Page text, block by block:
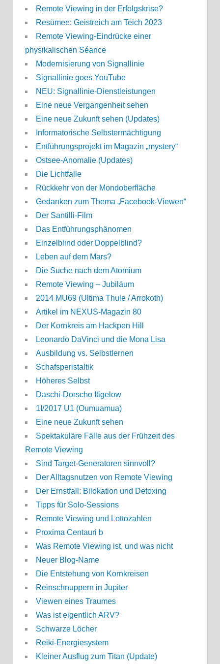
Remote Viewing in der Erfolgskrise?
Resümee: Geistreich am Teich 2023
Remote Viewing-Eindrücke einer
physikalischen Séance
Modernisierung von Signallinie
Signallinie goes YouTube
NEU: Signallinie-Dienstleistungen
Eine neue Vergangenheit sehen
Eine neue Zukunft sehen (Updates)
Informatorische Selbstermächtigung
Entführungsprojekt im Magazin „mystery“
Ostsee-Anomalie (Updates)
Die Lichtfalle
Rückkehr von der Mondoberfläche
Gedanken zum Thema „Facebook-Viewen“
Der Santilli-Film
Das Entführungsphänomen
Einzelblind oder Doppelblind?
Leben auf dem Mars?
Die Suche nach dem Atomium
Remote Viewing – Jubiläum
2014 MU69 (Ultima Thule / Arrokoth)
Artikel im NEXUS-Magazin 80
Der Kornkreis am Hackpen Hill
Leonardo DaVinci und die Mona Lisa
Ausbildung vs. Selbstlernen
Schafsperistaltik
Höheres Selbst
Daschi-Dorscho Itigelow
1I/2017 U1 (Oumuamua)
Eine neue Zukunft sehen
Spektakuläre Fälle aus der Frühzeit des
Remote Viewing
Sind Target-Generatoren sinnvoll?
Der Alltagsnutzen von Remote Viewing
Der Ernstfall: Bilokation und Detoxing
Tipps für Solo-Sessions
Remote Viewing und Lottozahlen
Proxima Centauri b
Was Remote Viewing ist, und was nicht
Neuer Blog-Name
Die Entstehung von Kornkreisen
Reinschnuppern in Jupiter
Viewen eines Traumes
Was ist eigentlich ARV?
Schwarze Löcher
Reiki-Energiesystem
Kleiner Ausflug zum Titan (Update)